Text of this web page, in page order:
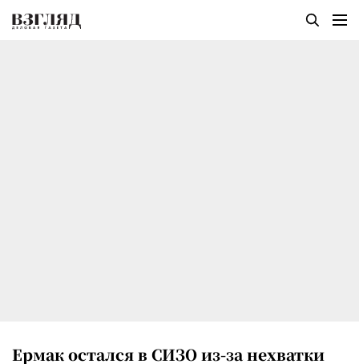
Ермак остался в СИЗО из-за нехватки